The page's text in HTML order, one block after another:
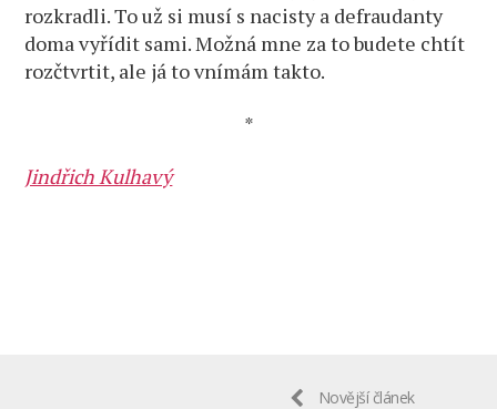
rozkradli. To už si musí s nacisty a defraudanty
doma vyřídit sami. Možná mne za to budete chtít
rozčtvrtit, ale já to vnímám takto.
*
Jindřich Kulhavý
Novější článek